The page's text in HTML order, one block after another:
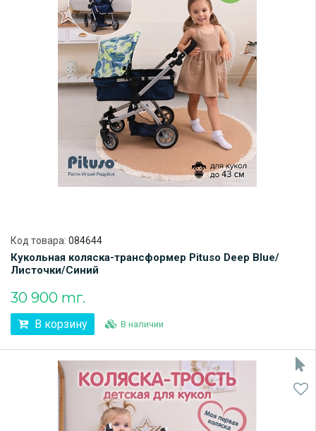
Код товара: 084644
Кукольная коляска-трансформер Pituso Deep Blue/
Листочки/Синий
30 900 тг.
В корзину В наличии